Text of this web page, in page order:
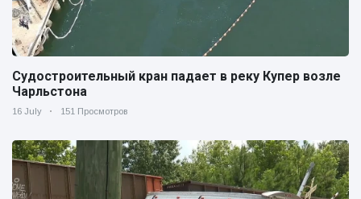
Судостроительный кран падает в реку Купер возле
Чарльстона
16 July 151 Просмотров